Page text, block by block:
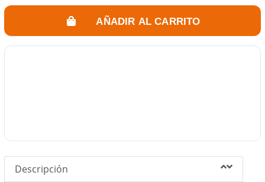
AÑADIR AL CARRITO
Descripción